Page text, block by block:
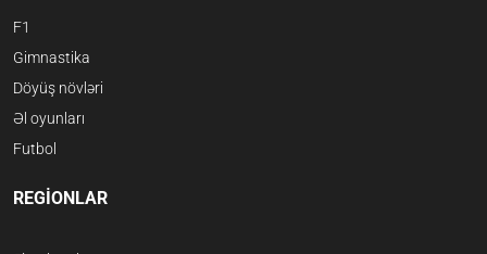
F1
Gimnastika
Döyüş növləri
Əl oyunları
Futbol
REGİONLAR